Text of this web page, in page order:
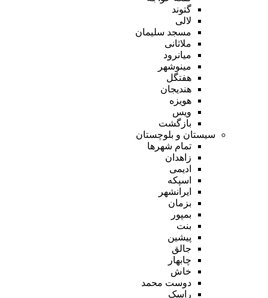
گتوند
لالی
مسجد سلیمان
ملاثانی
میانرود
مینوشهر
هفتگل
هندیجان
هویزه
ویس
بازگشت
سیستان و بلوچستان
تمام شهر‌ها
زاهدان
ادیمی
اسپکه
ایرانشهر
بزمان
بمپور
بنت
پیشین
جالق
چابهار
خاش
دوست محمد
راسک